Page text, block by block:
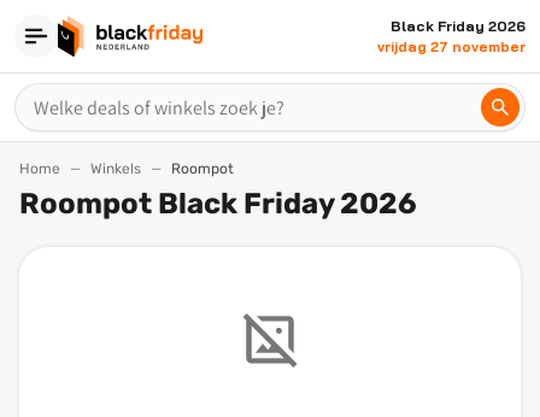
Black Friday 2026
vrijdag 27 november
Home Winkels Roompot
Roompot Black Friday 2026